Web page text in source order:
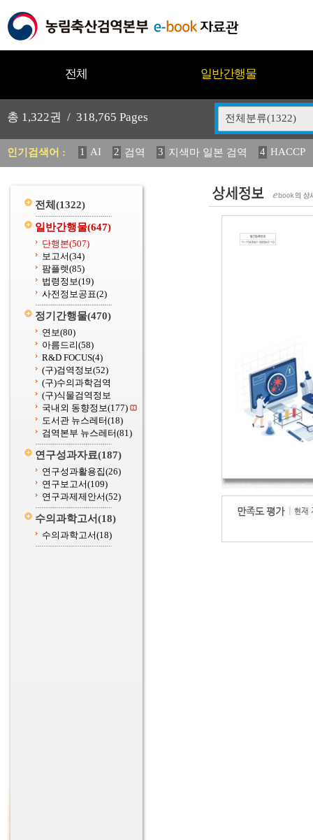
전체 일반간행물
총 1,322권 / 318,765 Pages 전체분류(1322)
인기검색어 : 1 AI 2 검역 3 지색마 일본 검역 4 HACCP
11 2025 12 중독성 식물 도감 13 媛 異 14
전체 (1322)
일반간행물(647)
단행본(507)
보고서(34)
팜플렛(85)
법령정보(19)
사전정보공표(2)
정기간행물(470)
연보(80)
아름드리(58)
R&D FOCUS(4)
(구)검역정보(52)
(구)수의과학검역
(구)식물검역정보
국내외 동향정보(177)
도서관 뉴스레터(18)
검역본부 뉴스레터(81)
연구성과자료(187)
연구성과활용집(26)
연구보고서(109)
연구과제제안서(52)
수의과학고서(18)
수의과학고서(18)